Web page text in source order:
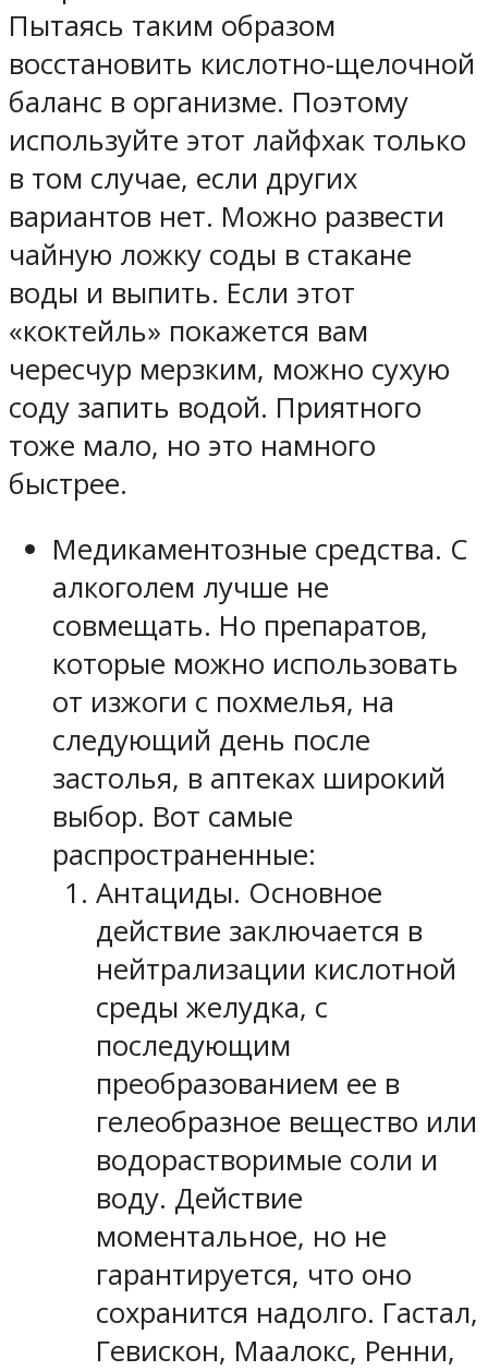
Пытаясь таким образом
восстановить кислотно-щелочной
баланс в организме. Поэтому
используйте этот лайфхак только
в том случае, если других
вариантов нет. Можно развести
чайную ложку соды в стакане
воды и выпить. Если этот
«коктейль» покажется вам
чересчур мерзким, можно сухую
соду запить водой. Приятного
тоже мало, но это намного
быстрее.
Медикаментозные средства. С
алкоголем лучше не
совмещать. Но препаратов,
которые можно использовать
от изжоги с похмелья, на
следующий день после
застолья, в аптеках широкий
выбор. Вот самые
распространенные:
Антациды. Основное
действие заключается в
нейтрализации кислотной
среды желудка, с
последующим
преобразованием ее в
гелеобразное вещество или
водорастворимые соли и
воду. Действие
моментальное, но не
гарантируется, что оно
сохранится надолго. Гастал,
Гевискон, Маалокс, Ренни,